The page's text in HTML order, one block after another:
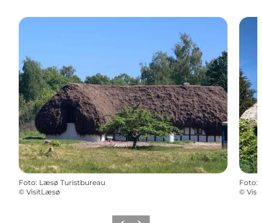
Foto: Læsø Turistbureau
© VisitLæsø
Foto:
©